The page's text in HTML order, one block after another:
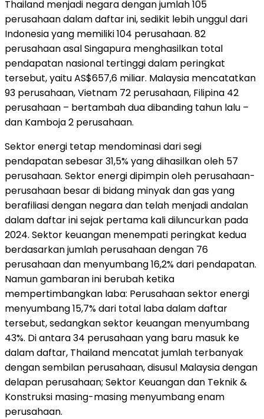
Thailand menjadi negara dengan jumlah 105
perusahaan dalam daftar ini, sedikit lebih unggul dari
Indonesia yang memiliki 104 perusahaan. 82
perusahaan asal Singapura menghasilkan total
pendapatan nasional tertinggi dalam peringkat
tersebut, yaitu AS$657,6 miliar. Malaysia mencatatkan
93 perusahaan, Vietnam 72 perusahaan, Filipina 42
perusahaan – bertambah dua dibanding tahun lalu –
dan Kamboja 2 perusahaan.
Sektor energi tetap mendominasi dari segi
pendapatan sebesar 31,5% yang dihasilkan oleh 57
perusahaan. Sektor energi dipimpin oleh perusahaan-
perusahaan besar di bidang minyak dan gas yang
berafiliasi dengan negara dan telah menjadi andalan
dalam daftar ini sejak pertama kali diluncurkan pada
2024. Sektor keuangan menempati peringkat kedua
berdasarkan jumlah perusahaan dengan 76
perusahaan dan menyumbang 16,2% dari pendapatan.
Namun gambaran ini berubah ketika
mempertimbangkan laba: Perusahaan sektor energi
menyumbang 15,7% dari total laba dalam daftar
tersebut, sedangkan sektor keuangan menyumbang
43%. Di antara 34 perusahaan yang baru masuk ke
dalam daftar, Thailand mencatat jumlah terbanyak
dengan sembilan perusahaan, disusul Malaysia dengan
delapan perusahaan; Sektor Keuangan dan Teknik &
Konstruksi masing-masing menyumbang enam
perusahaan.